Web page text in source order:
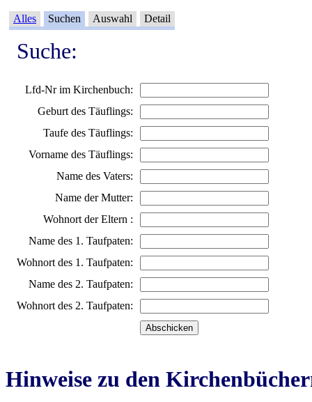
Alles Suchen Auswahl Detail
Suche:
Lfd-Nr im Kirchenbuch:
Geburt des Täuflings:
Taufe des Täuflings:
Vorname des Täuflings:
Name des Vaters:
Name der Mutter:
Wohnort der Eltern :
Name des 1. Taufpaten:
Wohnort des 1. Taufpaten:
Name des 2. Taufpaten:
Wohnort des 2. Taufpaten:
Hinweise zu den